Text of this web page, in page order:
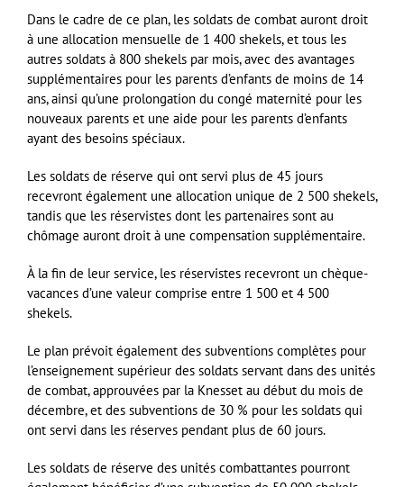
Dans le cadre de ce plan, les soldats de combat auront droit
à une allocation mensuelle de 1 400 shekels, et tous les
autres soldats à 800 shekels par mois, avec des avantages
supplémentaires pour les parents d’enfants de moins de 14
ans, ainsi qu’une prolongation du congé maternité pour les
nouveaux parents et une aide pour les parents d’enfants
ayant des besoins spéciaux.
Les soldats de réserve qui ont servi plus de 45 jours
recevront également une allocation unique de 2 500 shekels,
tandis que les réservistes dont les partenaires sont au
chômage auront droit à une compensation supplémentaire.
À la fin de leur service, les réservistes recevront un chèque-
vacances d’une valeur comprise entre 1 500 et 4 500
shekels.
Le plan prévoit également des subventions complètes pour
l’enseignement supérieur des soldats servant dans des unités
de combat, approuvées par la Knesset au début du mois de
décembre, et des subventions de 30 % pour les soldats qui
ont servi dans les réserves pendant plus de 60 jours.
Les soldats de réserve des unités combattantes pourront